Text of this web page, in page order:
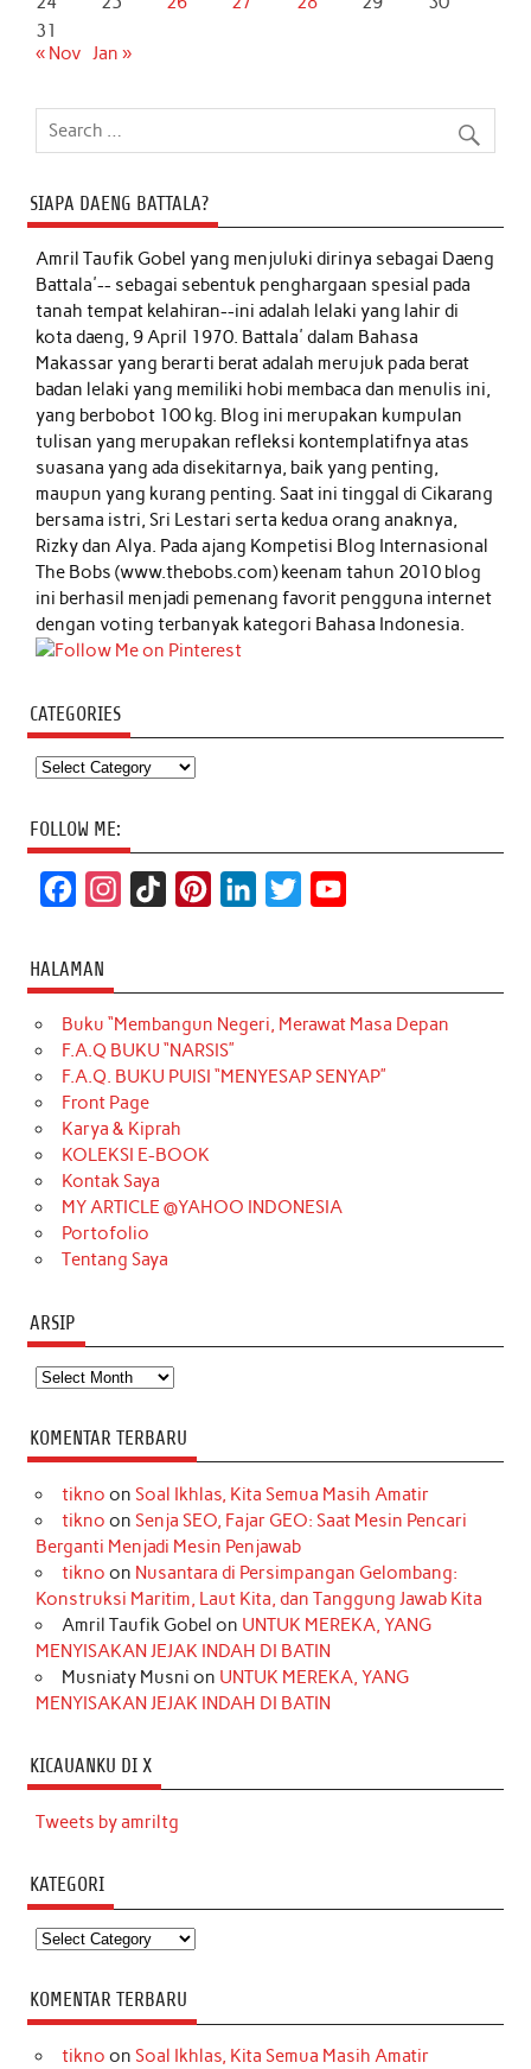
31
« Nov Jan »
SIAPA DAENG BATTALA?
Amril Taufik Gobelyang menjuluki dirinya sebagai Daeng
Battala'-- sebagai sebentuk penghargaan spesial pada
tanah tempat kelahiran--ini adalah lelaki yang lahir di
kota daeng, 9 April 1970. Battala' dalam Bahasa
Makassar yang berarti berat adalah merujuk pada berat
badan lelaki yang memiliki hobi membaca dan menulis ini,
yang berbobot 100 kg. Blog ini merupakan kumpulan
tulisan yang merupakan refleksi kontemplatifnya atas
suasana yang ada disekitarnya, baik yang penting,
maupun yang kurang penting. Saat ini tinggal di Cikarang
bersama istri, Sri Lestari serta kedua orang anaknya,
Rizky dan Alya. Pada ajang Kompetisi Blog Internasional
The Bobs (www.thebobs.com) keenam tahun 2010 blog
ini berhasil menjadi pemenang favorit pengguna internet
dengan voting terbanyak kategori Bahasa Indonesia.
CATEGORIES
Categories
FOLLOW ME:
c
e
b
o
o
k
t
a
g
r
a
m
T
o
k
t
e
r
k
e
d
t
t
e
T
u
b
HALAMAN
Buku “Membangun Negeri, Merawat Masa Depan
F.A.Q BUKU “NARSIS”
F.A.Q. BUKU PUISI “MENYESAP SENYAP”
Front Page
Karya & Kiprah
KOLEKSI E-BOOK
Kontak Saya
MY ARTICLE @YAHOO INDONESIA
Portofolio
Tentang Saya
ARSIP
Arsip
KOMENTAR TERBARU
tikno on Soal Ikhlas, Kita Semua Masih Amatir
tikno on Senja SEO, Fajar GEO: Saat Mesin Pencari
Berganti Menjadi Mesin Penjawab
tikno on Nusantara di Persimpangan Gelombang:
Konstruksi Maritim, Laut Kita, dan Tanggung Jawab Kita
Amril Taufik Gobel on UNTUK MEREKA, YANG
MENYISAKAN JEJAK INDAH DI BATIN
Musniaty Musni on UNTUK MEREKA, YANG
MENYISAKAN JEJAK INDAH DI BATIN
KICAUANKU DI X
Tweets by amriltg
KATEGORI
Kategori
KOMENTAR TERBARU
tikno on Soal Ikhlas, Kita Semua Masih Amatir